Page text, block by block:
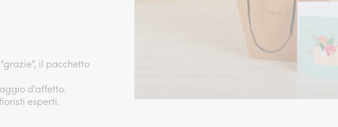
il pacchetto
d’affetto​.
esperti​.